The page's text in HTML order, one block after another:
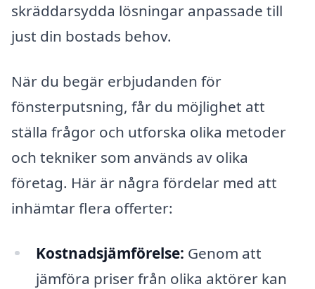
skräddarsydda lösningar anpassade till
just din bostads behov.
När du begär erbjudanden för
fönsterputsning, får du möjlighet att
ställa frågor och utforska olika metoder
och tekniker som används av olika
företag. Här är några fördelar med att
inhämtar flera offerter:
Kostnadsjämförelse: Genom att
jämföra priser från olika aktörer kan